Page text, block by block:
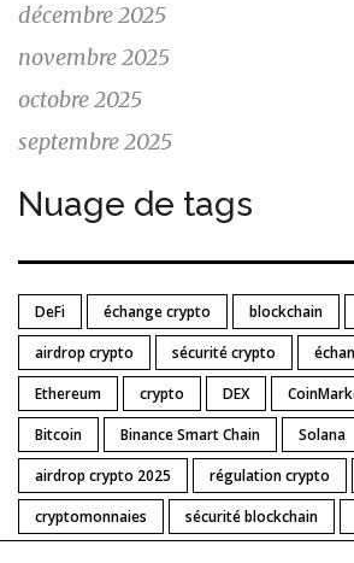
décembre 2025
novembre 2025
octobre 2025
septembre 2025
Nuage de tags
DeFi échange crypto blockchain
airdrop crypto
sécurité crypto
Ethereum
crypto DEX
Bitcoin
Binance Smart Chain
Solana
airdrop crypto 2025
régulation crypto
cryptomonnaies
sécurité blockchain